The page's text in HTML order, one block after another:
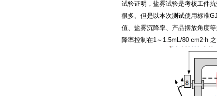
试验证明，盐雾试验是考核工件
很多。但是以本次测试使用标准
值、盐雾沉降率、产品摆放角度
降率控制在1～ 1.5mL/80 cm2· h